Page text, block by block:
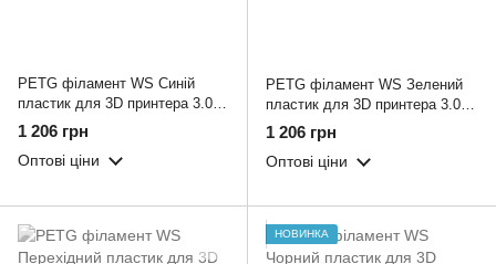
PETG філамент WS Синій
пластик для 3D принтера 3.0 кг
/ 960 м / 1.75 мм
1 206 грн
Оптові ціни
PETG філамент WS Зелений
пластик для 3D принтера 3.0 кг
/ 960 м / 1.75 мм
1 206 грн
Оптові ціни
НОВИНКА